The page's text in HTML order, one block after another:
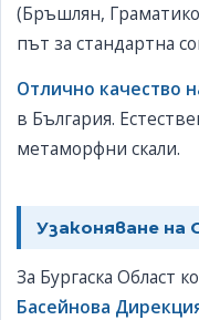
(Бръшлян,
път за стандартна
Отлично качество
в България.
метаморфни скали.
Узаконяване на
За Бургаска Област
Басейнова